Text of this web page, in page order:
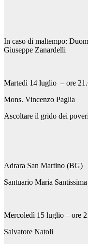
In caso di maltempo:
Giuseppe Zanardelli
Martedì 14 luglio – ore
Mons. Vincenzo Paglia
Ascoltare il grido dei poveri
Adrara San Martino (BG)
Santuario Maria
Mercoledì 15 luglio – ore
Salvatore Natoli